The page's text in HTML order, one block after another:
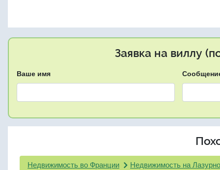
Заявка на виллу
Ваше имя
Недвижимость во Франции Недвижимость на